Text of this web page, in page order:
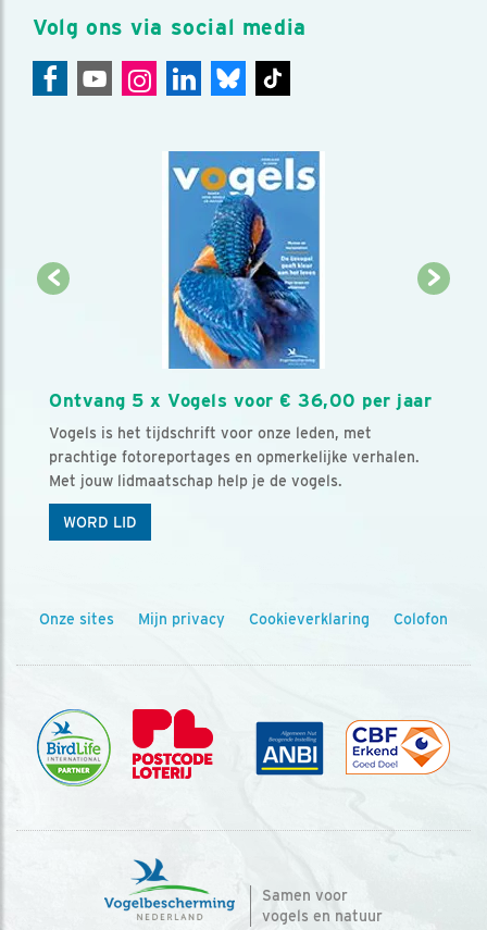
Volg ons via social media
Ontvang 5 x Vogels voor € 36,00 per jaar
Vogels is het tijdschrift voor onze leden, met
prachtige fotoreportages en opmerkelijke verhalen.
Met jouw lidmaatschap help je de vogels.
WORD LID
Onze sites Mijn privacy Cookieverklaring Colofon
Samen voor
vogels en natuur